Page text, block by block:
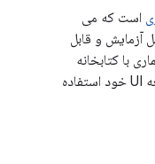
است که می
آزمایش و قابل
با کتابخانه
Data Binding برای ساده سازی بیشتر توسعه UI خود استفاده